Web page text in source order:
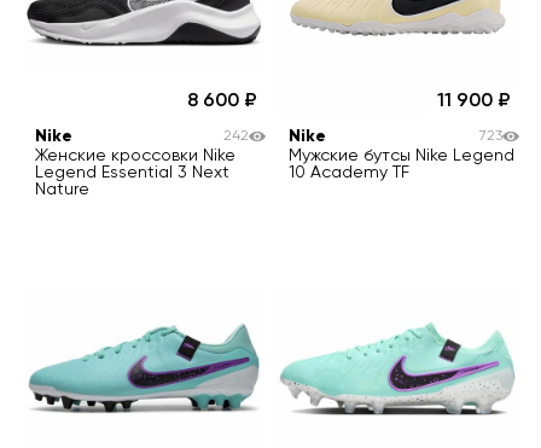
8 600
Nike
Женские кроссовки Nike
Legend Essential 3 Next
Nature
242
11 900
Nike
Мужские бутсы Nike Legend
10 Academy TF
723